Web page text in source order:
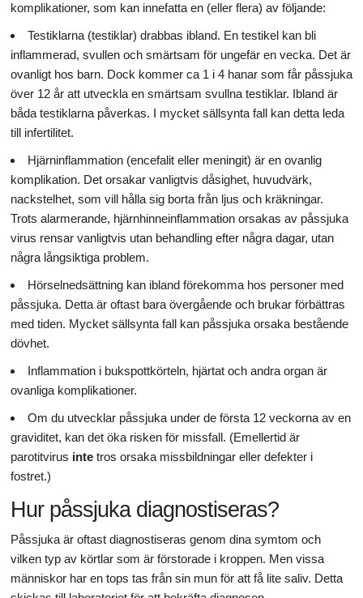
komplikationer, som kan innefatta en (eller flera) av följande:
Testiklarna (testiklar) drabbas ibland. En testikel kan bli
inflammerad, svullen och smärtsam för ungefär en vecka. Det är
ovanligt hos barn. Dock kommer ca 1 i 4 hanar som får påssjuka
över 12 år att utveckla en smärtsam svullna testiklar. Ibland är
båda testiklarna påverkas. I mycket sällsynta fall kan detta leda
till infertilitet.
Hjärninflammation (encefalit eller meningit) är en ovanlig
komplikation. Det orsakar vanligtvis dåsighet, huvudvärk,
nackstelhet, som vill hålla sig borta från ljus och kräkningar.
Trots alarmerande, hjärnhinneinflammation orsakas av påssjuka
virus rensar vanligtvis utan behandling efter några dagar, utan
några långsiktiga problem.
Hörselnedsättning kan ibland förekomma hos personer med
påssjuka. Detta är oftast bara övergående och brukar förbättras
med tiden. Mycket sällsynta fall kan påssjuka orsaka bestående
dövhet.
Inflammation i bukspottkörteln, hjärtat och andra organ är
ovanliga komplikationer.
Om du utvecklar påssjuka under de första 12 veckorna av en
graviditet, kan det öka risken för missfall. (Emellertid är
parotitvirus inte tros orsaka missbildningar eller defekter i
fostret.)
Hur påssjuka diagnostiseras?
Påssjuka är oftast diagnostiseras genom dina symtom och
vilken typ av körtlar som är förstorade i kroppen. Men vissa
människor har en tops tas från sin mun för att få lite saliv. Detta